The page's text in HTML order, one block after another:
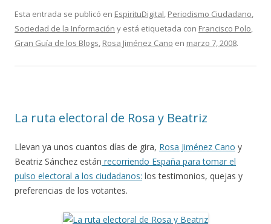
Esta entrada se publicó en EspirituDigital, Periodismo Ciudadano,
Sociedad de la Información y está etiquetada con Francisco Polo,
Gran Guía de los Blogs, Rosa Jiménez Cano en marzo 7, 2008.
La ruta electoral de Rosa y Beatriz
Llevan ya unos cuantos días de gira, Rosa Jiménez Cano y
Beatriz Sánchez están recorriendo España para tomar el
pulso electoral a los ciudadanos: los testimonios, quejas y
preferencias de los votantes.